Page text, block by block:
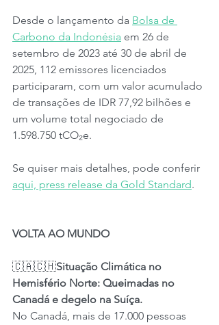
Desde o lançamento da Bolsa de
Carbono da Indonésia em 26 de
setembro de 2023 até 30 de abril de
2025, 112 emissores licenciados
participaram, com um valor acumulado
de transações de IDR 77,92 bilhões e
um volume total negociado de
1.598.750 tCO₂e.
Se quiser mais detalhes, pode conferir
aqui, press release da Gold Standard.
VOLTA AO MUNDO
🇨🇦🇨🇭Situação Climática no
Hemisfério Norte: Queimadas no
Canadá e degelo na Suíça.
No Canadá, mais de 17.000 pessoas